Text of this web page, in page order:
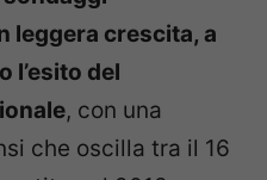
leggera crescita, a
l’esito del
, con una
che oscilla tra il 16